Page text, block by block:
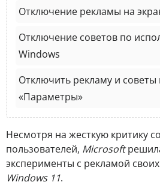
Отключение рекламы на
Отключение советов по
Windows
Отключить рекламу и
«Параметры»
Несмотря на жесткую критику
пользователей, Microsoft
эксперименты с рекламой
Windows 11.